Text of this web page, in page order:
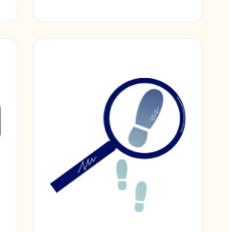
CLUEDO /
INDAGINE
DIGITALE
Indagare, interrogare e
investigare: il Cluedo mobilita
l’intera squadra per svelare la
tanto attesa verità.